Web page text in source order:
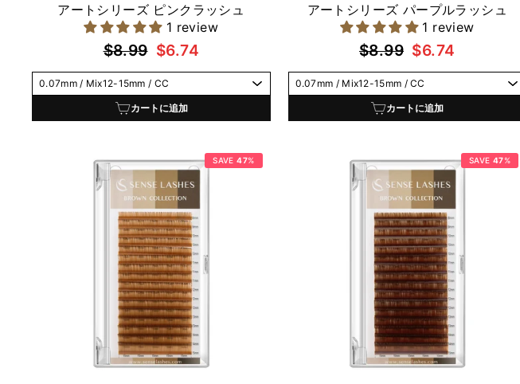
アートシリーズ ピンクラッシュ
1 review
通
常
価
$8.99 セ
ー
ル
価
$6.74
カートに追加
アートシリーズ パープルラッシュ
1 review
通
常
価
格
$8.99 セ
ー
ル
価
$6.74
カートに追加
SAVE47% SAVE 47%